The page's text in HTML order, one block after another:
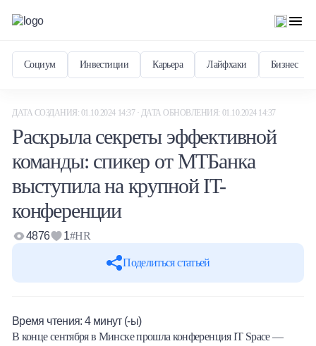
Социум Инвестиции Карьера Лайфхаки Бизнес
Халва
ДАТА СОЗДАНИЯ: 01.10.2024 14:37 · ДАТА ОБНОВЛЕНИЯ: 01.10.2024 14:37
Раскрыла секреты эффективной
команды: спикер от МТБанка
выступила на крупной IT-
конференции
Поделиться статьей
4876 1#HR
Время чтения:4 минут (-ы)
В конце сентября в Минске прошла конференция IT Space —